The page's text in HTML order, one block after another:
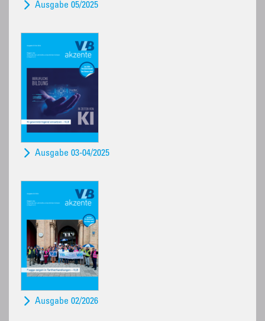
Ausgabe 05/2025
Ausgabe 03-04/2025
Ausgabe 02/2026